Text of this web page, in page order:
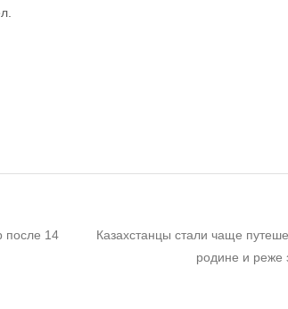
после 14
Следующий пост:
Казахстанцы стали чаще
родине и реже